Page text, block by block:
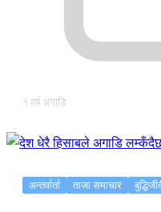
१ वर्ष अगाडि
अन्तर्वार्ता ताजा समाचार